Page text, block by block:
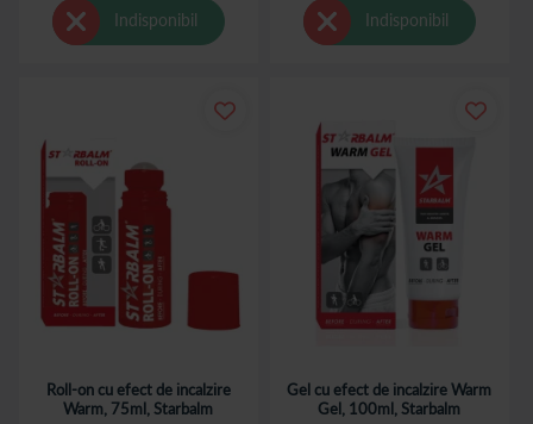
Indisponibil Indisponibil
Roll-on cu efect de incalzire
Warm, 75ml, Starbalm
Gel cu efect de incalzire Warm
Gel, 100ml, Starbalm